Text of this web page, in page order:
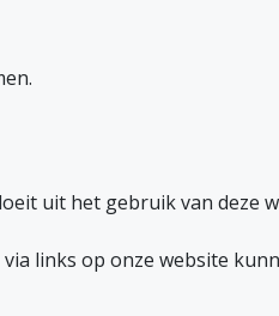
uit het gebruik van deze
links op onze website